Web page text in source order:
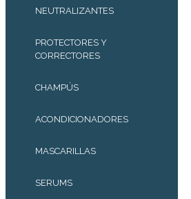
NEUTRALIZANTES
PROTECTORES Y
CORRECTORES
CHAMPÚS
ACONDICIONADORES
MASCARILLAS
SERUMS